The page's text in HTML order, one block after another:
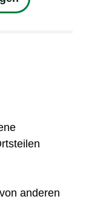
anderen